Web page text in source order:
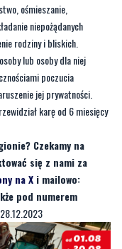
lub osoby dla niej
poczucia
jej prywatności.
karę od 6 miesięcy
Czekamy na
się z nami za
pod numerem